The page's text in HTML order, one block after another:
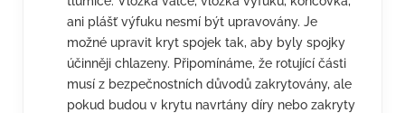
ani plášť výfuku nesmí být upravovány. Je
možné upravit kryt spojek tak, aby byly spojky
účinněji chlazeny. Připomínáme, že rotující části
musí z bezpečnostních důvodů zakrytovány, ale
pokud budou v krytu navrtány díry nebo zakryty